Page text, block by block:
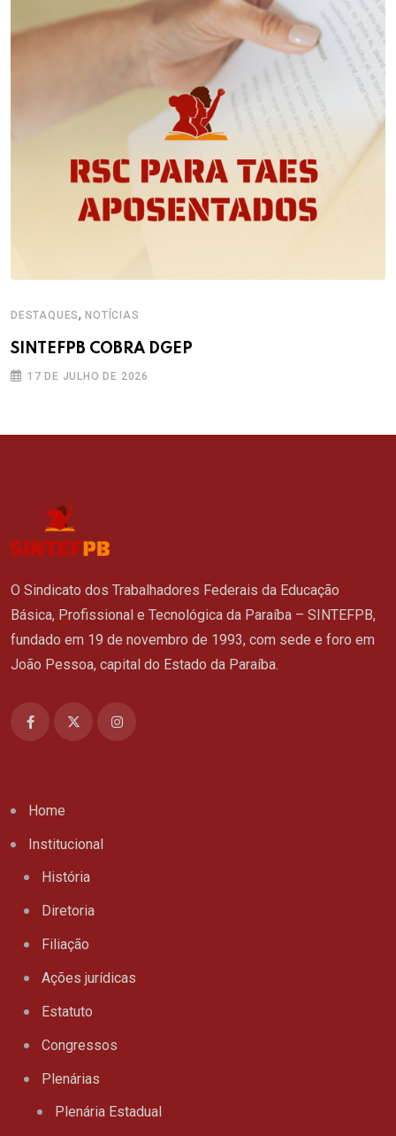
DESTAQUES,NOTÍCIAS
SINTEFPB COBRA DGEP
17 DE JULHO DE 2026
O Sindicato dos Trabalhadores Federais da Educação
Básica, Profissional e Tecnológica da Paraíba – SINTEFPB,
fundado em 19 de novembro de 1993, com sede e foro em
João Pessoa, capital do Estado da Paraíba.
Home
Institucional
História
Diretoria
Filiação
Ações jurídicas
Estatuto
Congressos
Plenárias
Plenária Estadual